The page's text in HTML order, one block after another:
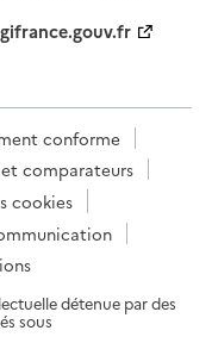
conforme
et comparateurs
cookies
détenue par des
sous